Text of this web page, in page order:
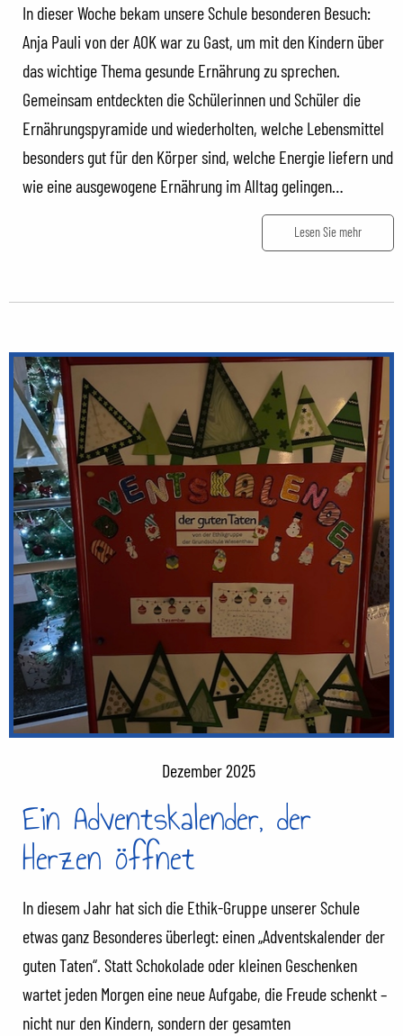
In dieser Woche bekam unsere Schule besonderen Besuch:
Anja Pauli von der AOK war zu Gast, um mit den Kindern über
das wichtige Thema gesunde Ernährung zu sprechen.
Gemeinsam entdeckten die Schülerinnen und Schüler die
Ernährungspyramide und wiederholten, welche Lebensmittel
besonders gut für den Körper sind, welche Energie liefern und
wie eine ausgewogene Ernährung im Alltag gelingen…
Lesen Sie mehr
Dezember 2025
Ein Adventskalender, der
Herzen öffnet
In diesem Jahr hat sich die Ethik-Gruppe unserer Schule
etwas ganz Besonderes überlegt: einen „Adventskalender der
guten Taten“. Statt Schokolade oder kleinen Geschenken
wartet jeden Morgen eine neue Aufgabe, die Freude schenkt –
nicht nur den Kindern, sondern der gesamten